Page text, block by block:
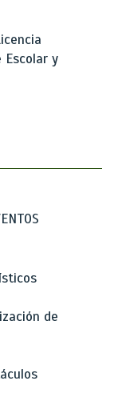
Escolar y
de